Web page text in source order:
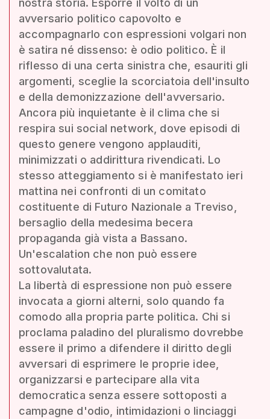
nostra storia. Esporre il volto di un
avversario politico capovolto e
accompagnarlo con espressioni volgari non
è satira né dissenso: è odio politico. È il
riflesso di una certa sinistra che, esauriti gli
argomenti, sceglie la scorciatoia dell'insulto
e della demonizzazione dell'avversario.
Ancora più inquietante è il clima che si
respira sui social network, dove episodi di
questo genere vengono applauditi,
minimizzati o addirittura rivendicati. Lo
stesso atteggiamento si è manifestato ieri
mattina nei confronti di un comitato
costituente di Futuro Nazionale a Treviso,
bersaglio della medesima becera
propaganda già vista a Bassano.
Un'escalation che non può essere
sottovalutata.
La libertà di espressione non può essere
invocata a giorni alterni, solo quando fa
comodo alla propria parte politica. Chi si
proclama paladino del pluralismo dovrebbe
essere il primo a difendere il diritto degli
avversari di esprimere le proprie idee,
organizzarsi e partecipare alla vita
democratica senza essere sottoposti a
campagne d'odio, intimidazioni o linciaggi